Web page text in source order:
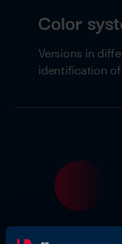
Color
Versions in
identification